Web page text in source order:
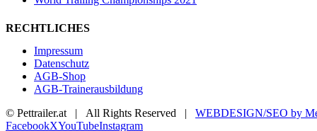
RECHTLICHES
Impressum
Datenschutz
AGB-Shop
AGB-Trainerausbildung
© Pettrailer.at | All Rights Reserved | WEBDESIGN/SEO by
FacebookXYouTubeInstagram